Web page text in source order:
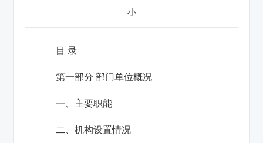
小
目 录
第一部分 部门单位概况
一、主要职能
二、机构设置情况